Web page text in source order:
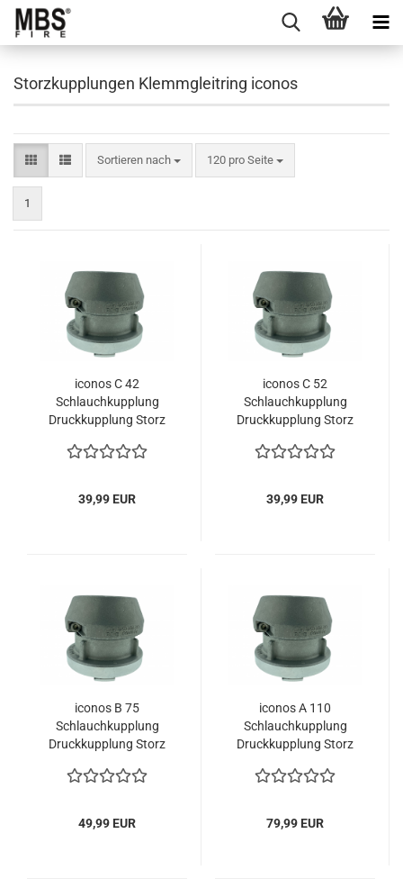
Storzkupplungen Klemmgleitring iconos
Sortieren nach
Sortieren nach 120 pro Seite
pro Seite
1
iconos C 42
Schlauchkupplung
Druckkupplung Storz
39,99 EUR
iconos C 52
Schlauchkupplung
Druckkupplung Storz
39,99 EUR
iconos B 75
Schlauchkupplung
Druckkupplung Storz
49,99 EUR
iconos A 110
Schlauchkupplung
Druckkupplung Storz
79,99 EUR